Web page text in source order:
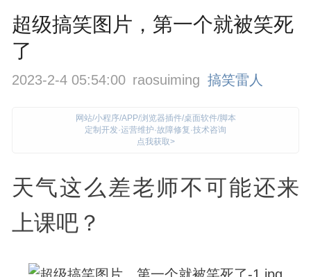
超级搞笑图片，第一个就被笑死
了
2023-2-4 05:54:00 raosuiming 搞笑雷人
网站/小程序/APP/浏览器插件/桌面软件/脚本
定制开发·运营维护·故障修复·技术咨询
点我获取>
天气这么差老师不可能还来
上课吧？